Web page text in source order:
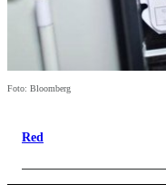
Foto: Bloomberg
Red